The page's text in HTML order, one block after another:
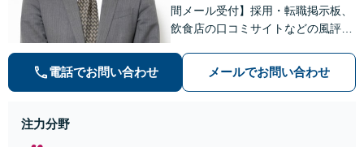
間メール受付】採用・転職掲示板、
飲食店の口コミサイトなどの風評被
の種類を問わず相談可。可能な限り
早期対応で駆けつけサポート【労
電話でお問い合わせ メールでお問い合わせ
注力分野